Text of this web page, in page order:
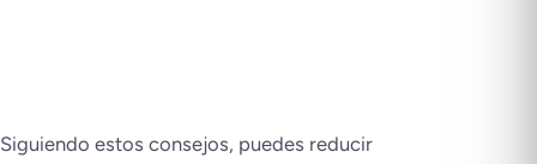
Siguiendo estos consejos, puedes reducir